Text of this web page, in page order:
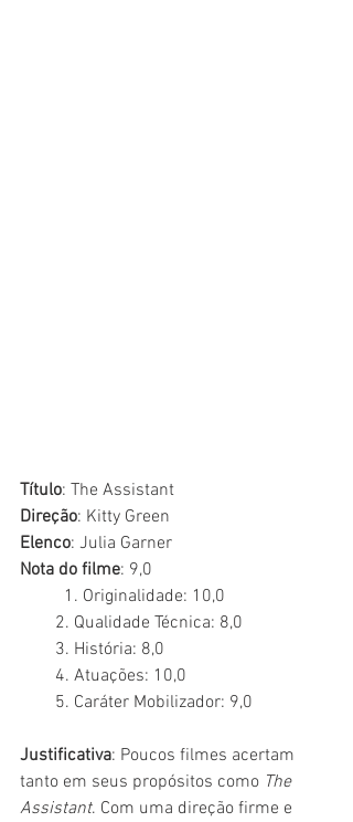
Título: The Assistant
Direção: Kitty Green
Elenco: Julia Garner
Nota do filme: 9,0
	1. Originalidade: 10,0
        2. Qualidade Técnica: 8,0
        3. História: 8,0
        4. Atuações: 10,0
        5. Caráter Mobilizador: 9,0
Justificativa: Poucos filmes acertam
tanto em seus propósitos como The
Assistant. Com uma direção firme e